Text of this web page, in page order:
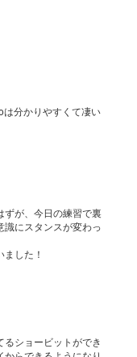
分かりやすくて凄い
ずが、今日の練習で裏
識にスタンスが変わっ
した！
るショービットができ